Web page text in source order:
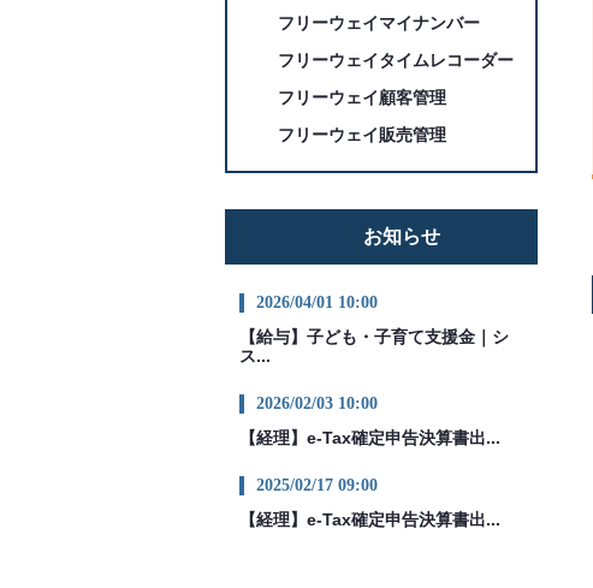
フリーウェイマイナンバー
フリーウェイタイムレコーダー
フリーウェイ顧客管理
フリーウェイ販売管理
お知らせ
2026/04/01 10:00
【給与】子ども・子育て支援金｜シ
ス...
2026/02/03 10:00
【経理】e-Tax確定申告決算書出...
2025/02/17 09:00
【経理】e-Tax確定申告決算書出...